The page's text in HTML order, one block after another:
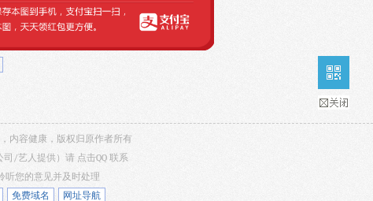
内容健康，版权归原作者所有
司/艺人提供）请 点击QQ 联系
听您的意见并及时处理
免费域名 网址导航